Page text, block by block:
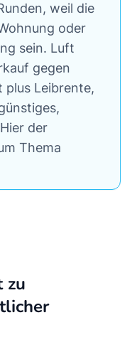
weil die
oder
sein. Luft
gegen
plus Leibrente,
der
Thema
zu